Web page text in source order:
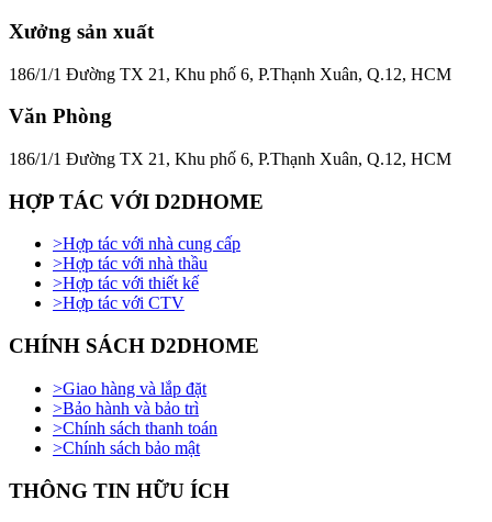
Xưởng sản xuất
186/1/1 Đường TX 21, Khu phố 6, P.Thạnh Xuân, Q.12, HCM
Văn Phòng
186/1/1 Đường TX 21, Khu phố 6, P.Thạnh Xuân, Q.12, HCM
HỢP TÁC VỚI D2DHOME
>Hợp tác với nhà cung cấp
>Hợp tác với nhà thầu
>Hợp tác với thiết kế
>Hợp tác với CTV
CHÍNH SÁCH D2DHOME
>Giao hàng và lắp đặt
>Bảo hành và bảo trì
>Chính sách thanh toán
>Chính sách bảo mật
THÔNG TIN HỮU ÍCH